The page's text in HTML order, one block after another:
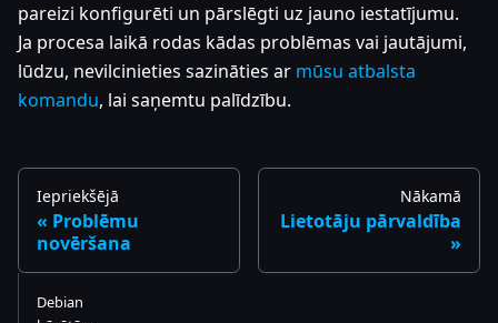
pareizi konfigurēti un pārslēgti uz jauno iestatījumu.
Ja procesa laikā rodas kādas problēmas vai jautājumi,
lūdzu, nevilcinieties sazināties ar mūsu atbalsta
komandu, lai saņemtu palīdzību.
Iepriekšējā
Problēmu
novēršana
Nākamā
Lietotāju pārvaldība
Debian